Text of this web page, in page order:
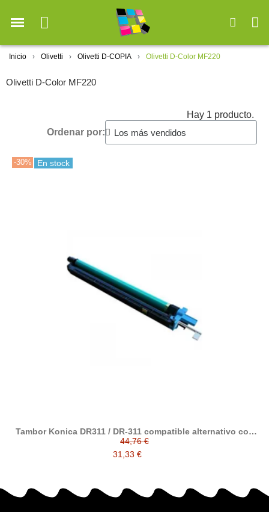
Inicio Olivetti Olivetti D-COPIA Olivetti D-Color MF220
Olivetti D-Color MF220
Hay 1 producto.
Ordenar por:
-30% En stock
Tambor Konica DR311 / DR-311 compatible alternativo con
A0XV0RD / A0XV0TD
44,76 €
31,33 €